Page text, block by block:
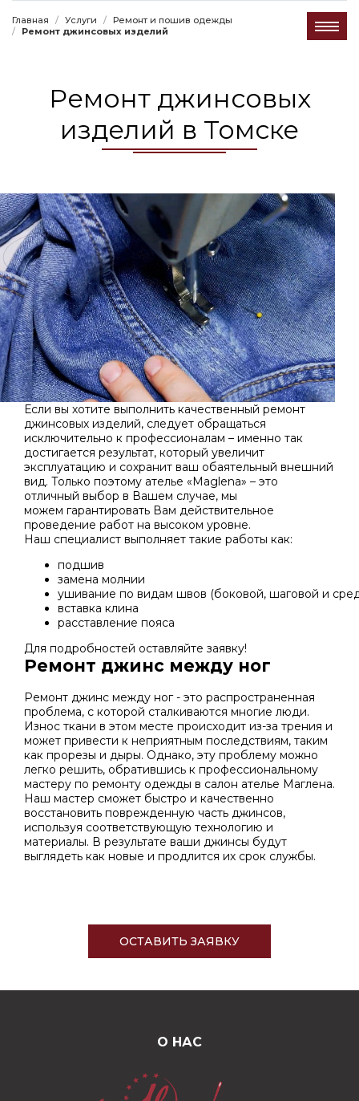
Главная Услуги
Ремонт и пошив одежды
Ремонт джинсовых изделий
Ремонт джинсовых
изделий в Томске
Если вы хотите выполнить качественный ремонт
джинсовых изделий, следует обращаться
исключительно к профессионалам – именно так
достигается результат, который увеличит
эксплуатацию и сохранит ваш обаятельный внешний
вид. Только поэтому ателье «Maglena» – это
отличный выбор в Вашем случае, мы
можем гарантировать Вам действительное
проведение работ на высоком уровне.
Наш специалист выполняет такие работы как:
подшив
замена молнии
ушивание по видам швов (боковой, шаговой и
вставка клина
расставление пояса
Для подробностей оставляйте заявку!
Ремонт джинс между ног
Ремонт джинс между ног - это распространенная
проблема, с которой сталкиваются многие люди.
Износ ткани в этом месте происходит из-за трения и
может привести к неприятным последствиям, таким
как прорезы и дыры. Однако, эту проблему можно
легко решить, обратившись к профессиональному
мастеру по ремонту одежды в салон ателье Маглена.
Наш мастер сможет быстро и качественно
восстановить поврежденную часть джинсов,
используя соответствующую технологию и
материалы. В результате ваши джинсы будут
выглядеть как новые и продлится их срок службы.
ОСТАВИТЬ ЗАЯВКУ
О НАС